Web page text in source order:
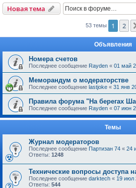
Новая тема
53 темы 1 2
Объявления
Номера счетов
Последнее сообщение Rayden « 01 май
Меморандум о модераторстве
Последнее сообщение lastjoke « 31 янв
Правила форума "На берегах
Последнее сообщение Rayden « 07 июн
Темы
Журнал модераторов
Последнее сообщение Партизан 74 « 24
Ответы: 1248
Технические вопросы доступа
Последнее сообщение darktech « 19 июл
Ответы: 544